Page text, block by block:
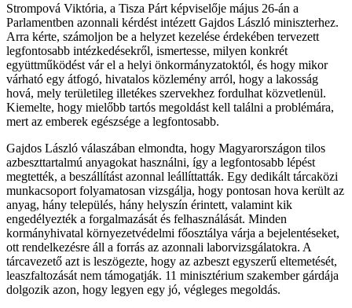
Strompová Viktória, a Tisza Párt képviselője május 26-án a
Parlamentben azonnali kérdést intézett Gajdos László miniszterhez.
Arra kérte, számoljon be a helyzet kezelése érdekében tervezett
legfontosabb intézkedésekről, ismertesse, milyen konkrét
együttműködést vár el a helyi önkormányzatoktól, és hogy mikor
várható egy átfogó, hivatalos közlemény arról, hogy a lakosság
hová, mely területileg illetékes szervekhez fordulhat közvetlenül.
Kiemelte, hogy mielőbb tartós megoldást kell találni a problémára,
mert az emberek egészsége a legfontosabb.
Gajdos László válaszában elmondta, hogy Magyarországon tilos
azbeszttartalmú anyagokat használni, így a legfontosabb lépést
megtették, a beszállítást azonnal leállíttatták. Egy dedikált tárcaközi
munkacsoport folyamatosan vizsgálja, hogy pontosan hova került az
anyag, hány település, hány helyszín érintett, valamint kik
engedélyezték a forgalmazását és felhasználását. Minden
kormányhivatal környezetvédelmi főosztálya várja a bejelentéseket,
ott rendelkezésre áll a forrás az azonnali laborvizsgálatokra. A
tárcavezető azt is leszögezte, hogy az azbeszt egyszerű eltemetését,
leaszfaltozását nem támogatják. 11 minisztérium szakember gárdája
dolgozik azon, hogy legyen egy jó, végleges megoldás.